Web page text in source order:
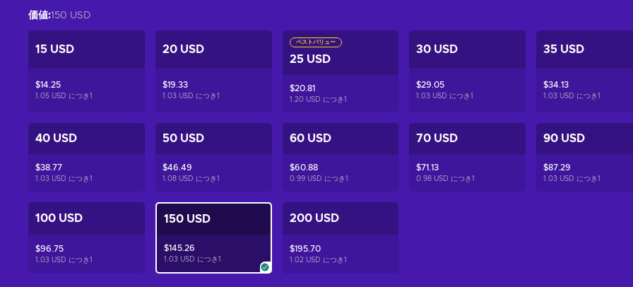
価値:150 USD
15 USD
$14.25
1.05 USD につき 1
20 USD
$19.33
1.03 USD につき 1
ベストバリュー
25 USD
$20.81
1.20 USD につき 1
30 USD
$29.05
1.03 USD につき1
35 USD
$34.13
1.03 USD につき1
40 USD
$38.77
1.03 USD につき 1
50 USD
$46.49
1.08 USD につき 1
60 USD
$60.88
0.99 USD につき 1
70 USD
$71.13
0.98 USD につき1
90 USD
$87.29
1.03 USD につき1
100 USD
$96.75
1.03 USD につき 1
150 USD
$145.26
1.03 USD につき 1
200 USD
$195.70
1.02 USD につき 1